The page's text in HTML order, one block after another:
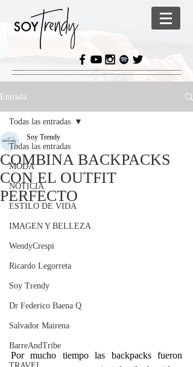
Entrada
Todas las entradas
MODA
NOTICIA
ESTILO DE VIDA
IMAGEN Y BELLEZA
WendyCrespi
Ricardo Legorreta
Soy Trendy
Dr Federico Baena Q
Salvador Mairena
BarreAndTribe
Todas las entradas
COMBINA BACKPACKS
CON EL OUTFIT
PERFECTO
Soy Trendy
Por mucho tiempo las backpacks fueron